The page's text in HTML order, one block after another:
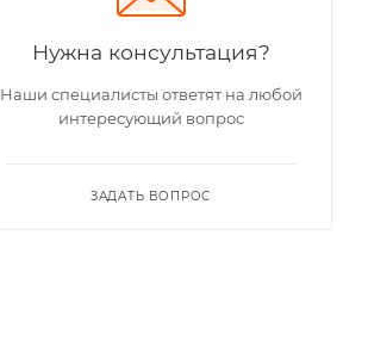
Нужна консультация?
Наши специалисты ответят на любой
интересующий вопрос
ЗАДАТЬ ВОПРОС